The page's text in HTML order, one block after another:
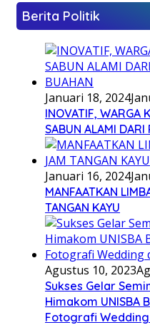
Berita Politik
Januari 18, 2024
INOVATIF, WARGA
SABUN ALAMI DARI
Januari 16, 2024
MANFAATKAN
TANGAN KAYU
Agustus 10, 2023
Sukses Gelar
Himakom UNISBA
Fotografi